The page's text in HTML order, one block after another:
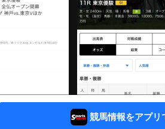
競馬情報をアプリ